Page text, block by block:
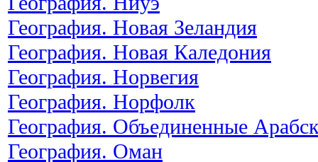
География. Новая Зеландия
География. Новая Каледония
География. Норвегия
География. Норфолк
География. Объединенные
География. Оман